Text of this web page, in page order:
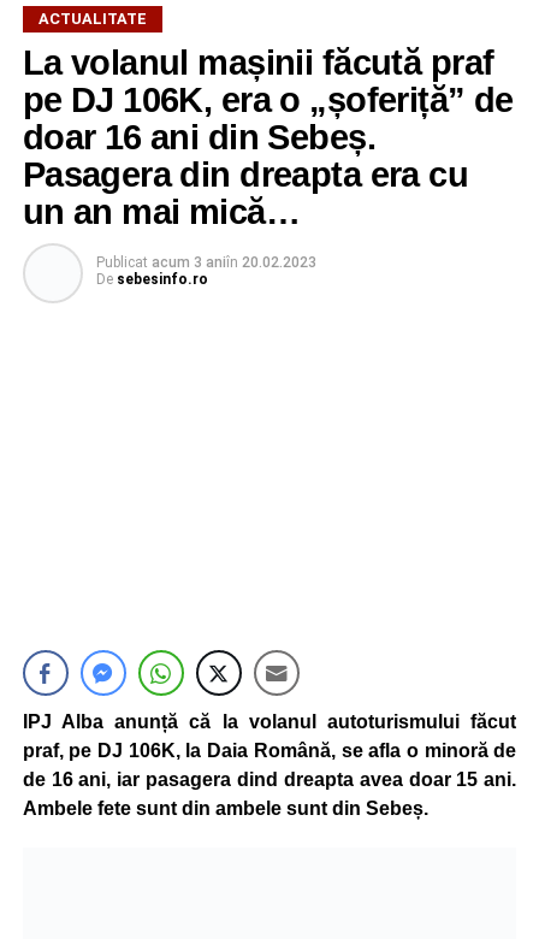
ACTUALITATE
La volanul mașinii făcută praf
pe DJ 106K, era o „șoferiță” de
doar 16 ani din Sebeș.
Pasagera din dreapta era cu
un an mai mică…
Publicat acum 3 aniîn 20.02.2023
De sebesinfo.ro
IPJ Alba anunță că la volanul autoturismului făcut
praf, pe DJ 106K, la Daia Română, se afla o minoră de
de 16 ani, iar pasagera dind dreapta avea doar 15 ani.
Ambele fete sunt din ambele sunt din Sebeș.